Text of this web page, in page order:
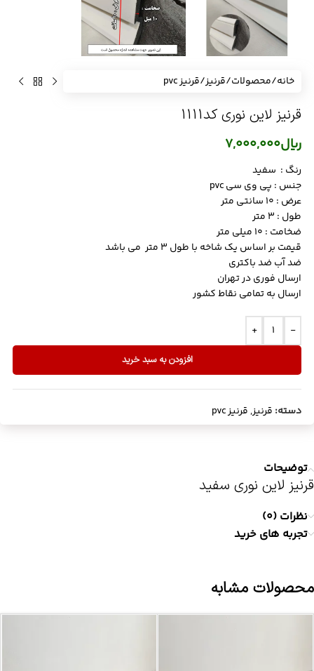
خانه/محصولات/قرنیز/قرنیز pvc
قرنیز لاین نوری کد1111
ریال7,000,000
رنگ : سفید
جنس : پی وی سی pvc
عرض : 10 سانتی متر
طول : 3 متر
ضخامت : 10 میلی متر
قیمت بر اساس یک شاخه با طول 3 متر می باشد
ضد آب ضد باکتری
ارسال فوری در تهران
ارسال به تمامی نقاط کشور
-
+
افزودن به سبد خرید
دسته: قرنیز,قرنیز pvc
توضیحات
قرنیز لاین نوری سفید
نظرات (0)
تجربه های خرید
محصولات مشابه